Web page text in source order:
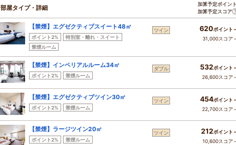
部屋タイプ・詳細
加算予定ポイン
加算予定スコア
【禁煙】エグゼクティブスイート48㎡
ポイント2%
特別室・離れ・スイート
禁煙ルーム
ツイン 620ポイント
31,000スコア
【禁煙】インペリアルルーム34㎡
ポイント2% 禁煙ルーム
ダブル 532ポイント
26,600スコア
【禁煙】エグゼクティブツイン30㎡
ポイント2% 禁煙ルーム
ツイン 454ポイント
22,700スコア
【禁煙】ラージツイン20㎡
ポイント2%
禁煙ルーム
ツイン 212ポイント
10,600スコア